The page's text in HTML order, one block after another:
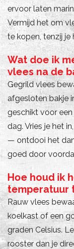
ervoor laten
Vermijd het om
te kopen, tenzij
Wat doe ik
vlees na de
Gegrild vlees
afgesloten bakje
geschikt voor
dag. Vries je het
— ontdooi het
goed door
Hoe houd ik
temperatuur
Rauw vlees
koelkast of een
graden Celsius.
rooster dan je